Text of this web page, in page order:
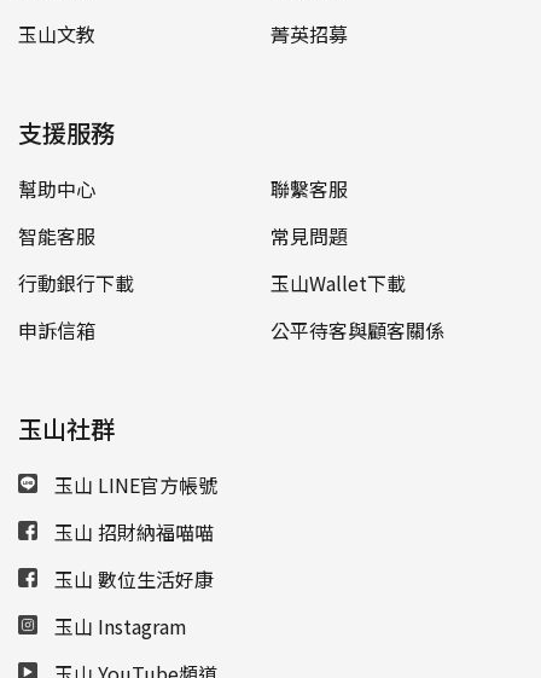
玉山文教
菁英招募
支援服務
幫助中心
聯繫客服
智能客服
常見問題
行動銀行下載
玉山Wallet下載
申訴信箱
公平待客與顧客關係
玉山社群
玉山 LINE官方帳號
玉山 招財納福喵喵
玉山 數位生活好康
玉山 Instagram